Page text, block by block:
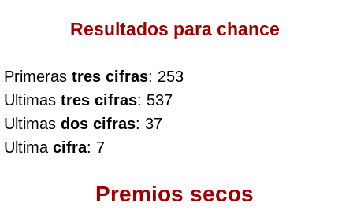
Chontico Noche
Culona día
Culona noche
Resultados para chance
Primeras tres cifras: 253
Ultimas tres cifras: 537
Ultimas dos cifras: 37
Ultima cifra: 7
Premios secos